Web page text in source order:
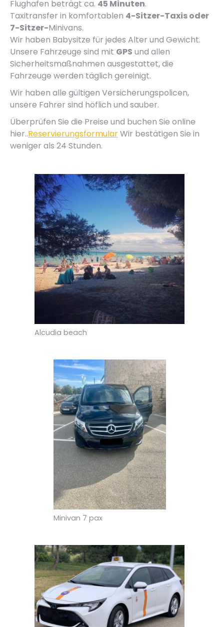
Flughafen beträgt ca. 45 Minuten.
Taxitransfer in komfortablen 4-Sitzer-Taxis oder
7-Sitzer-Minivans.
Wir haben Babysitze für jedes Alter und Gewicht.
Unsere Fahrzeuge sind mit GPS und allen
Sicherheitsmaßnahmen ausgestattet, die
Fahrzeuge werden täglich gereinigt.
Wir haben alle gültigen Versicherungspolicen,
unsere Fahrer sind höflich und sauber.
Überprüfen Sie die Preise und buchen Sie online
hier..ReservierungsformularWir bestätigen Sie in
weniger als 24 Stunden.
Alcudia beach
Minivan 7 pax